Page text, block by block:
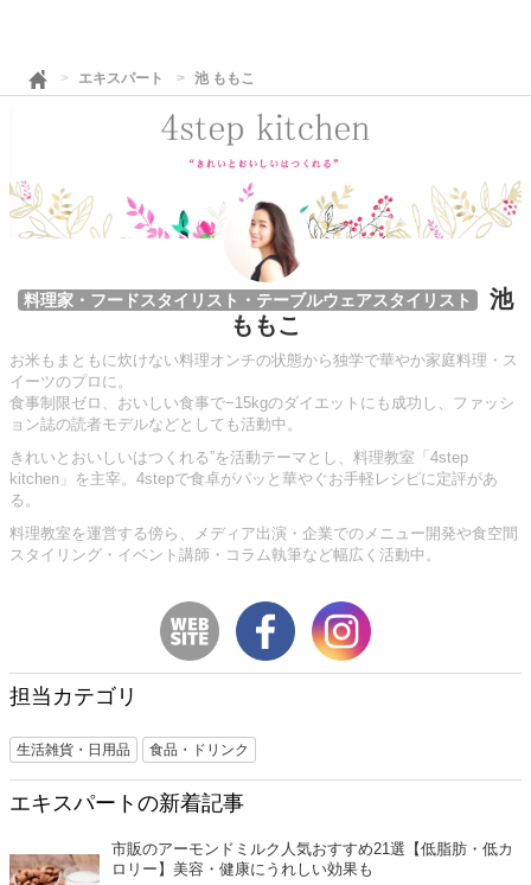
エキスパート 池 ももこ
料理家・フードスタイリスト・テーブルウェアスタイリスト
池
ももこ
お米もまともに炊けない料理オンチの状態から独学で華やか家庭料理・ス
イーツのプロに。
食事制限ゼロ、おいしい食事で−15kgのダイエットにも成功し、ファッシ
ョン誌の読者モデルなどとしても活動中。
きれいとおいしいはつくれる”を活動テーマとし、料理教室「4step
kitchen」を主宰。4stepで食卓がパッと華やぐお手軽レシピに定評があ
る。
料理教室を運営する傍ら、メディア出演・企業でのメニュー開発や食空間
スタイリング・イベント講師・コラム執筆など幅広く活動中。
担当カテゴリ
生活雑貨・日用品 食品・ドリンク
エキスパートの新着記事
市販のアーモンドミルク人気おすすめ21選【低脂肪・低カ
ロリー】美容・健康にうれしい効果も